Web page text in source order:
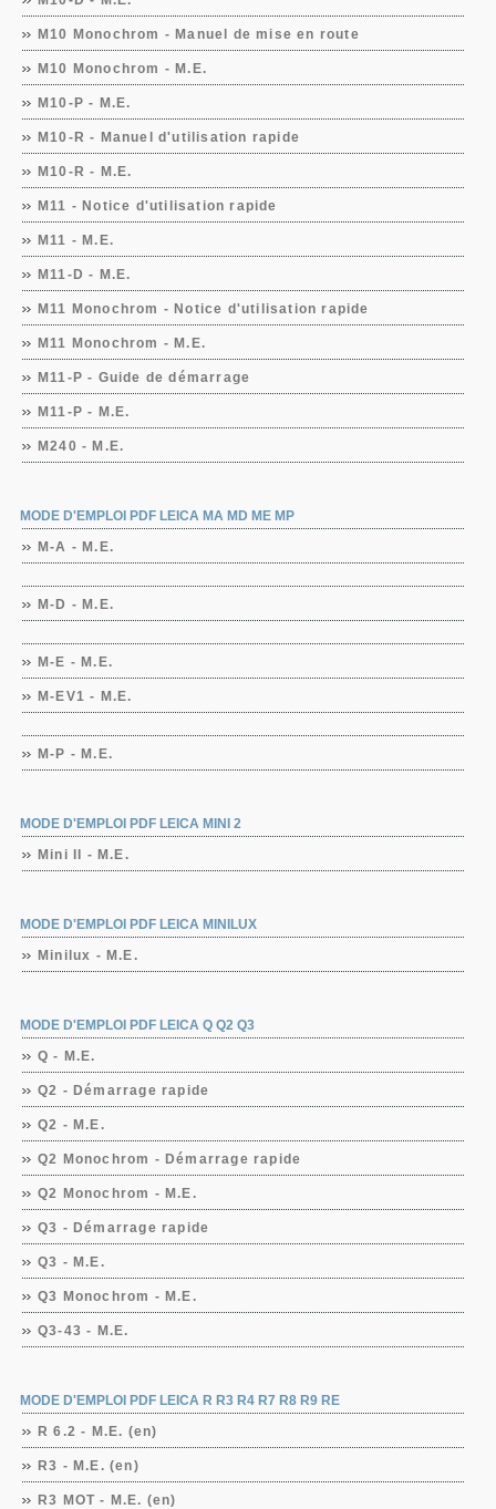
M10 Monochrom - Manuel de mise en route
M10 Monochrom - M.E.
M10-P - M.E.
M10-R - Manuel d'utilisation rapide
M10-R - M.E.
M11 - Notice d'utilisation rapide
M11 - M.E.
M11-D - M.E.
M11 Monochrom - Notice d'utilisation rapide
M11 Monochrom - M.E.
M11-P - Guide de démarrage
M11-P - M.E.
M240 - M.E.
MODE D'EMPLOI PDF LEICA MA MD ME MP
M-A - M.E.
M-D - M.E.
M-E - M.E.
M-EV1 - M.E.
M-P - M.E.
MODE D'EMPLOI PDF LEICA MINI 2
Mini II - M.E.
MODE D'EMPLOI PDF LEICA MINILUX
Minilux - M.E.
MODE D'EMPLOI PDF LEICA Q Q2 Q3
Q - M.E.
Q2 - Démarrage rapide
Q2 - M.E.
Q2 Monochrom - Démarrage rapide
Q2 Monochrom - M.E.
Q3 - Démarrage rapide
Q3 - M.E.
Q3 Monochrom - M.E.
Q3-43 - M.E.
MODE D'EMPLOI PDF LEICA R R3 R4 R7 R8 R9 RE
R 6.2 - M.E. (en)
R3 - M.E. (en)
R3 MOT - M.E. (en)